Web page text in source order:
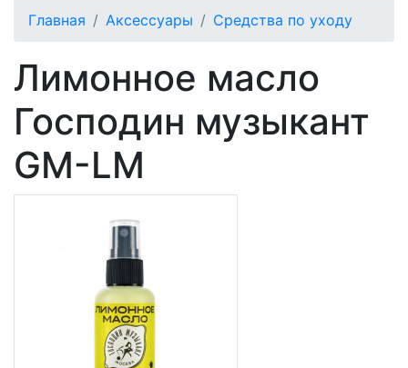
Главная Аксессуары Средства по уходу
Лимонное масло
Господин музыкант
GM-LM